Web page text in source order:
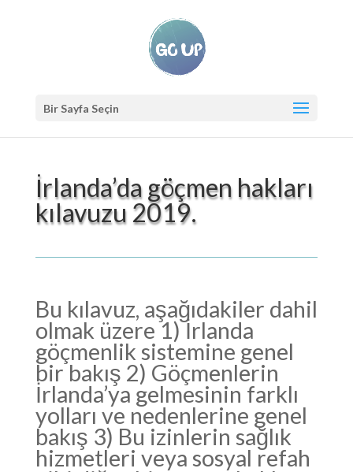
Bir Sayfa Seçin
İrlanda’da göçmen hakları
kılavuzu 2019.
Bu kılavuz, aşağıdakiler dahil
olmak üzere 1) İrlanda
göçmenlik sistemine genel
bir bakış 2) Göçmenlerin
İrlanda’ya gelmesinin farklı
yolları ve nedenlerine genel
bakış 3) Bu izinlerin sağlık
hizmetleri veya sosyal refah